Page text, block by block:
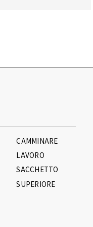
CAMMINARE
LAVORO
SACCHETTO
SUPERIORE